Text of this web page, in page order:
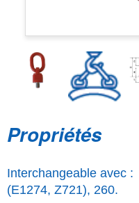
Propriétés
Interchangeable avec :
(E1274, Z721), 260.